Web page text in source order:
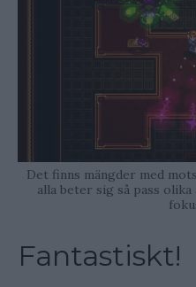
Det finns mängder med
alla beter sig så pass
Fantastiskt!